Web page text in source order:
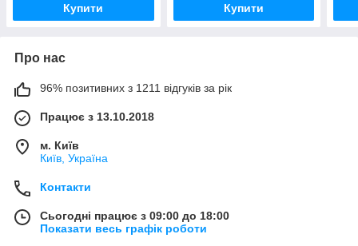
Купити Купити
Про нас
96% позитивних з 1211 відгуків за рік
Працює з 13.10.2018
м. Київ
Київ, Україна
Контакти
Сьогодні працює з 09:00 до 18:00
Показати весь графік роботи